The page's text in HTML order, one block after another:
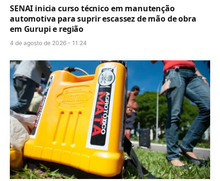
SENAI inicia curso técnico em manutenção
automotiva para suprir escassez de mão de obra
em Gurupi e região
4 de agosto de 2026 - 11:24